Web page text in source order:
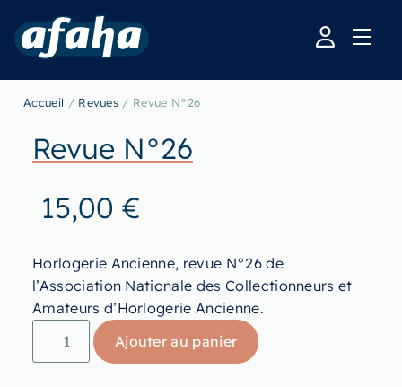
Accueil / Revues / Revue N°26
Revue N°26
15,00 €
Horlogerie Ancienne, revue N°26 de
l’Association Nationale des Collectionneurs et
Amateurs d’Horlogerie Ancienne.
Ajouter au panier